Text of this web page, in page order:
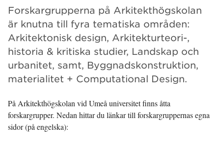
Forskargrupperna på Arkitekthögskolan
är knutna till fyra tematiska områden:
Arkitektonisk design, Arkitekturteori-,
historia & kritiska studier, Landskap och
urbanitet, samt, Byggnadskonstruktion,
materialitet + Computational Design.
På Arkitekthögskolan vid Umeå universitet finns åtta
forskargrupper. Nedan hittar du länkar till forskargruppernas egna
sidor (på engelska):